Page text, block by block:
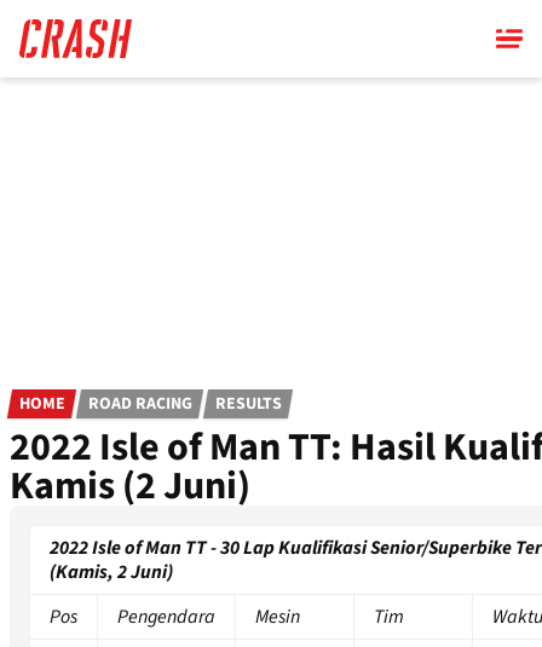
main
content
HOME ROAD RACING RESULTS
2022 Isle of Man TT: Hasil
Kamis (2 Juni)
2022 Isle of Man TT - 30 Lap Kualifikasi Senior/Superbike
(Kamis, 2 Juni)
Pos
Pengendara Mesin Tim Waktu